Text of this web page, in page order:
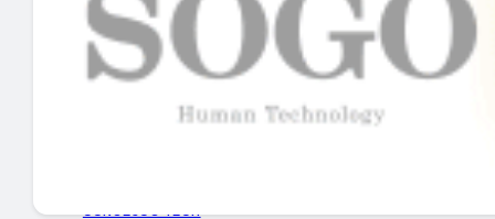
INICIO
EMPRESAS
GUÍA DE COMPRA